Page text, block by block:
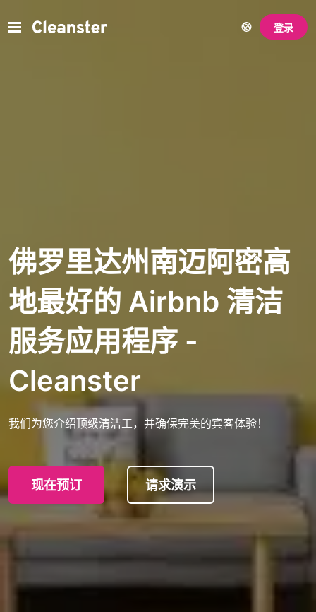
登录
佛罗里达州南迈阿密高
地最好的 Airbnb 清洁
服务应用程序 -
Cleanster
我们为您介绍顶级清洁工，并确保完美的宾客体验！
现在预订 请求演示